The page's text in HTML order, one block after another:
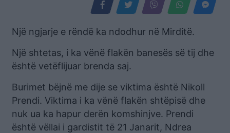
Një ngjarje e rëndë ka ndodhur në Mirditë.
Një shtetas, i ka vënë flakën banesës së tij dhe
është vetëflijuar brenda saj.
Burimet bëjnë me dije se viktima është Nikoll
Prendi. Viktima i ka vënë flakën shtëpisë dhe
nuk ua ka hapur derën komshinjve. Prendi
është vëllai i gardistit të 21 Janarit, Ndrea